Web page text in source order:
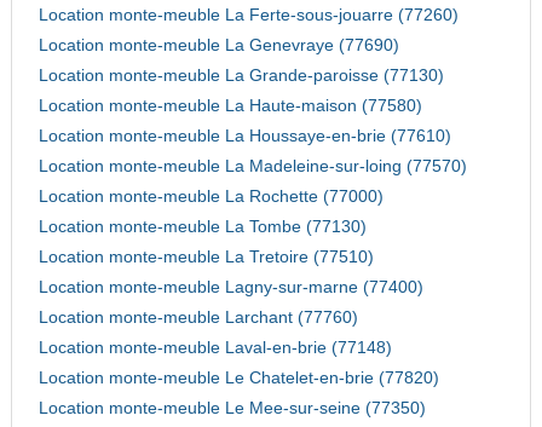
Location monte-meuble La Ferte-sous-jouarre (77260)
Location monte-meuble La Genevraye (77690)
Location monte-meuble La Grande-paroisse (77130)
Location monte-meuble La Haute-maison (77580)
Location monte-meuble La Houssaye-en-brie (77610)
Location monte-meuble La Madeleine-sur-loing (77570)
Location monte-meuble La Rochette (77000)
Location monte-meuble La Tombe (77130)
Location monte-meuble La Tretoire (77510)
Location monte-meuble Lagny-sur-marne (77400)
Location monte-meuble Larchant (77760)
Location monte-meuble Laval-en-brie (77148)
Location monte-meuble Le Chatelet-en-brie (77820)
Location monte-meuble Le Mee-sur-seine (77350)